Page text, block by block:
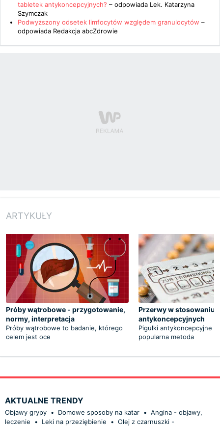
tabletek antykoncepcyjnych? – odpowiada Lek. Katarzyna
Szymczak
Podwyższony odsetek limfocytów względem granulocytów –
odpowiada Redakcja abcZdrowie
ARTYKUŁY
Próby wątrobowe - przygotowanie,
normy, interpretacja
Próby wątrobowe to badanie, którego
celem jest oce
Przerwy w stosowaniu
antykoncepcyjnych
Pigułki antykoncepcyjne
popularna metoda
AKTUALNE TRENDY
Objawy grypy • Domowe sposoby na katar • Angina - objawy,
leczenie
• Leki na przeziębienie • Olej z czarnuszki -